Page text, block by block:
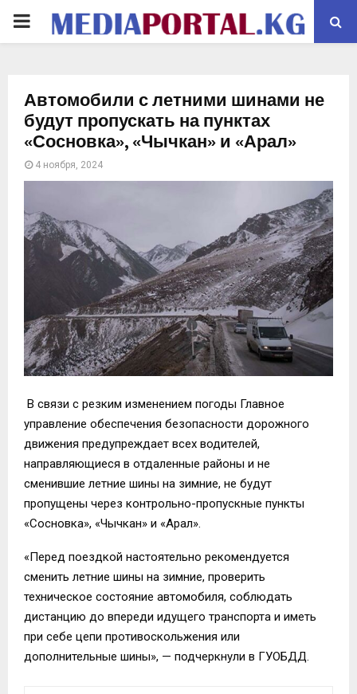
PRIMARY
Автомобили с летними шинами не
будут пропускать на пунктах
«Сосновка», «Чычкан» и «Арал»
4 ноября, 2024
В связи с резким изменением погоды Главное
управление обеспечения безопасности дорожного
движения предупреждает всех водителей,
направляющиеся в отдаленные районы и не
сменившие летние шины на зимние, не будут
пропущены через контрольно-пропускные пункты
«Сосновка», «Чычкан» и «Арал».
«Перед поездкой настоятельно рекомендуется
сменить летние шины на зимние, проверить
техническое состояние автомобиля, соблюдать
дистанцию до впереди идущего транспорта и иметь
при себе цепи противоскольжения или
дополнительные шины», — подчеркнули в ГУОБДД.